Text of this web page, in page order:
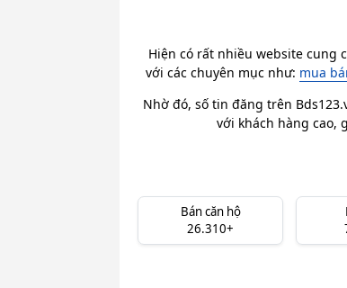
Hiện có rất nhiều website cung
với các chuyên mục như: mua
Nhờ đó, số tin đăng trên
với khách hàng cao,
Bán căn hộ
26.310+